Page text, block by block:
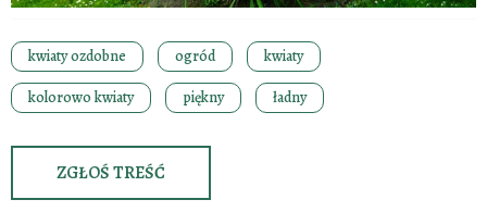
kwiaty ozdobne ogród
kwiaty
kolorowo kwiaty
piękny ładny
ZGŁOŚ TREŚĆ